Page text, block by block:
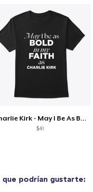
Charlie Kirk - May I Be As Bold
$41
que podrían gustarte: